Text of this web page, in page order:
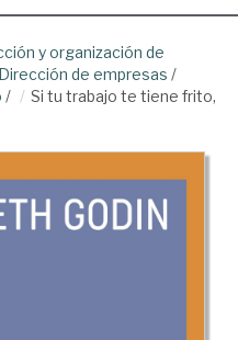
y organización de
Dirección de empresas /
/
Si tu trabajo te tiene frito,